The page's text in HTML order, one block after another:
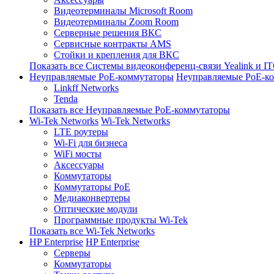
Видеотерминалы Microsoft Room
Видеотерминалы Zoom Room
Серверные решения ВКС
Сервисные контракты AMS
Стойки и крепления для ВКС
Показать все Системы видеоконференц-связи Yealink и
Неуправляемые PoE-коммутаторы Неуправляемые PoE-
Linkff Networks
Tenda
Показать все Неуправляемые PoE-коммутаторы
Wi-Tek Networks Wi-Tek Networks
LTE роутеры
Wi-Fi для бизнеса
WiFi мосты
Аксессуары
Коммутаторы
Коммутаторы PoE
Медиаконвертеры
Оптические модули
Программные продукты Wi-Tek
Показать все Wi-Tek Networks
HP Enterprise HP Enterprise
Серверы
Коммутаторы